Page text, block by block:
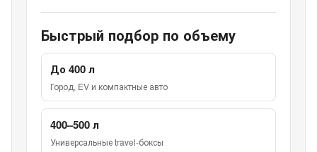
Быстрый подбор по объему
До 400 л
Город, EV и компактные авто
400–500 л
Универсальные travel-боксы